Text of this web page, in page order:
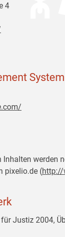
4
werden
pixelio.de (http://
Justiz 2004,